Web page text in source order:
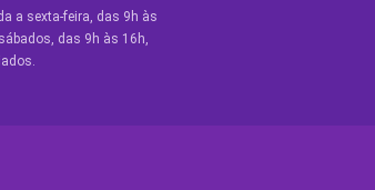
a sexta-feira, das 9h às
das 9h às 16h,